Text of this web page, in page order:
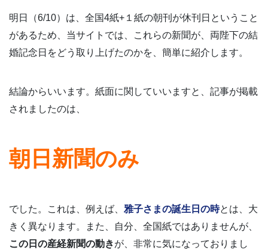
明日（6/10）は、全国4紙+１紙の朝刊が休刊日ということ
があるため、当サイトでは、これらの新聞が、両陛下の結
婚記念日をどう取り上げたのかを、簡単に紹介します。
結論からいいます。紙面に関していいますと、記事が掲載
されましたのは、
朝日新聞のみ
でした。これは、例えば、 雅子さまの誕生日の時とは、大
きく異なります。また、自分、全国紙ではありませんが、
この日の産経新聞の動きが、非常に気になっておりまし